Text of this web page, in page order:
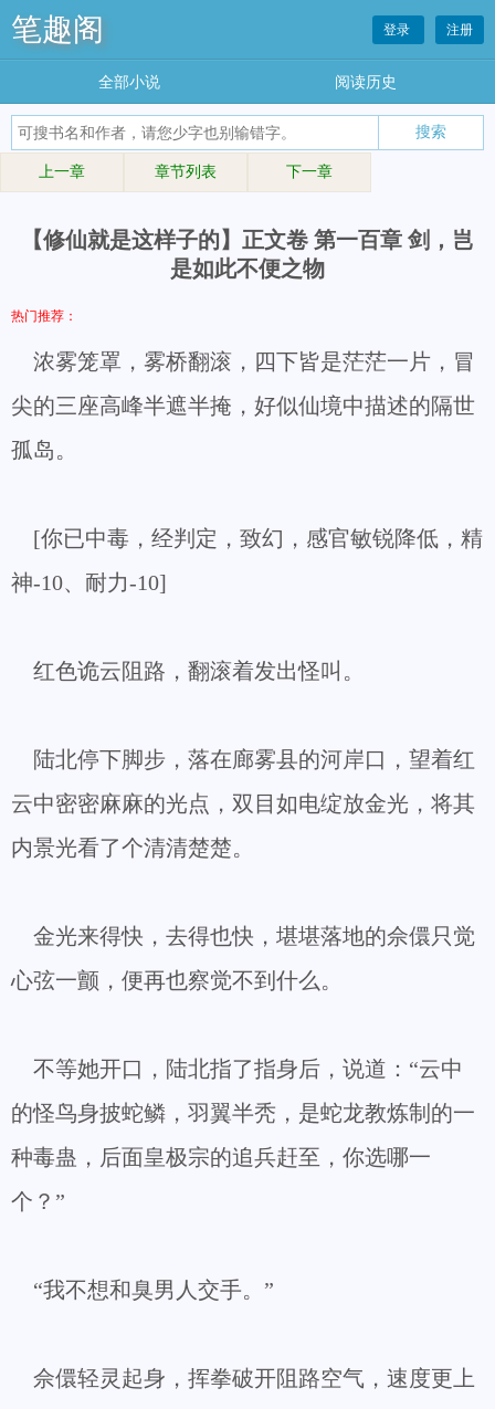
笔趣阁 登录 注册
全部小说 阅读历史
上一章 章节列表 下一章
【修仙就是这样子的】正文卷 第一百章 剑，岂
是如此不便之物
热门推荐：
浓雾笼罩，雾桥翻滚，四下皆是茫茫一片，冒
尖的三座高峰半遮半掩，好似仙境中描述的隔世
孤岛。
[你已中毒，经判定，致幻，感官敏锐降低，精
神-10、耐力-10]
红色诡云阻路，翻滚着发出怪叫。
陆北停下脚步，落在廊雾县的河岸口，望着红
云中密密麻麻的光点，双目如电绽放金光，将其
内景光看了个清清楚楚。
金光来得快，去得也快，堪堪落地的佘儇只觉
心弦一颤，便再也察觉不到什么。
不等她开口，陆北指了指身后，说道：“云中
的怪鸟身披蛇鳞，羽翼半秃，是蛇龙教炼制的一
种毒蛊，后面皇极宗的追兵赶至，你选哪一
个？”
“我不想和臭男人交手。”
佘儇轻灵起身，挥拳破开阻路空气，速度更上